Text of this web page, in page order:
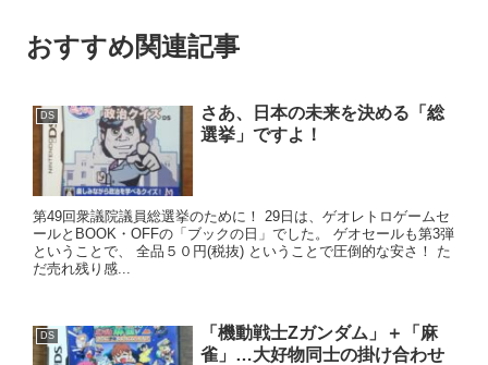
おすすめ関連記事
DS
さあ、日本の未来を決める「総
選挙」ですよ！
第49回衆議院議員総選挙のために！ 29日は、ゲオレトロゲームセ
ールとBOOK・OFFの「ブックの日」でした。 ゲオセールも第3弾
ということで、 全品５０円(税抜) ということで圧倒的な安さ！ た
だ売れ残り感...
DS
「機動戦士Zガンダム」＋「麻
雀」…大好物同士の掛け合わせ